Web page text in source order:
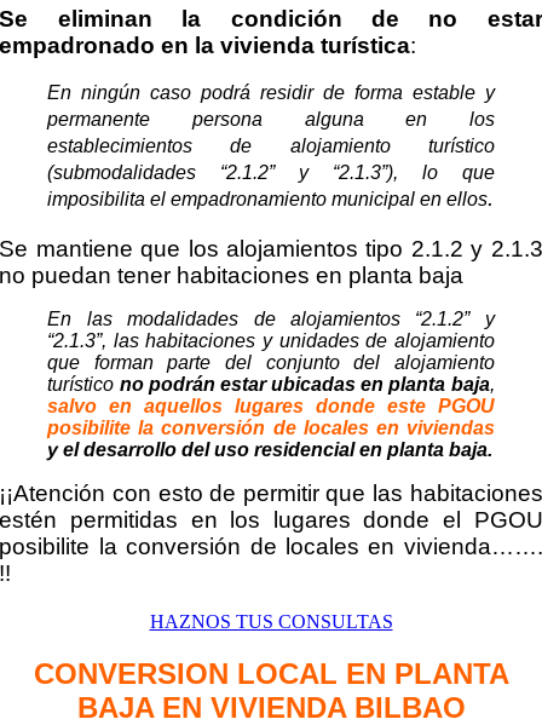
Se eliminan la condición de no estar
empadronado en la vivienda turística:
En ningún caso podrá residir de forma estable y
permanente persona alguna en los
establecimientos de alojamiento turístico
(submodalidades “2.1.2” y “2.1.3”), lo que
imposibilita el empadronamiento municipal en ellos.
Se mantiene que los alojamientos tipo 2.1.2 y 2.1.3
no puedan tener habitaciones en planta baja
En las modalidades de alojamientos “2.1.2” y
“2.1.3”, las habitaciones y unidades de alojamiento
que forman parte del conjunto del alojamiento
turístico no podrán estar ubicadas en planta baja,
salvo en aquellos lugares donde este PGOU
posibilite la conversión de locales en viviendas
y el desarrollo del uso residencial en planta baja.
¡¡Atención con esto de permitir que las habitaciones
estén permitidas en los lugares donde el PGOU
posibilite la conversión de locales en vivienda…….
!!
HAZNOS TUS CONSULTAS
CONVERSION LOCAL EN PLANTA
BAJA EN VIVIENDA BILBAO